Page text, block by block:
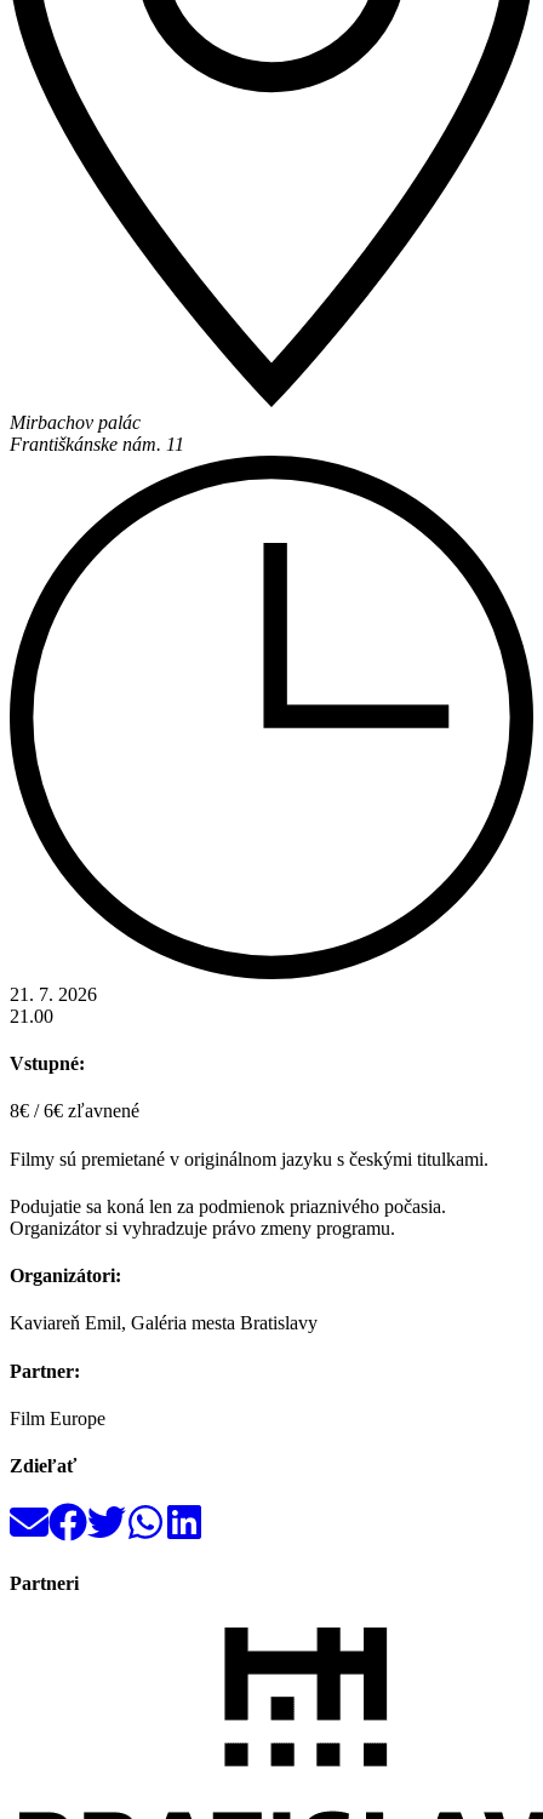
Mirbachov palác
Františkánske nám. 11
21. 7. 2026
21.00
Vstupné:
8€ / 6€ zľavnené
Filmy sú premietané v originálnom jazyku s českými titulkami.
Podujatie sa koná len za podmienok priaznivého počasia.
Organizátor si vyhradzuje právo zmeny programu.
Organizátori:
Kaviareň Emil, Galéria mesta Bratislavy
Partner:
Film Europe
Zdieľať
Partneri